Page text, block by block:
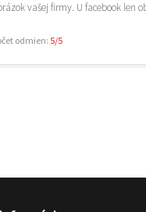
vašej firmy. U facebook len
odmien: 5/5